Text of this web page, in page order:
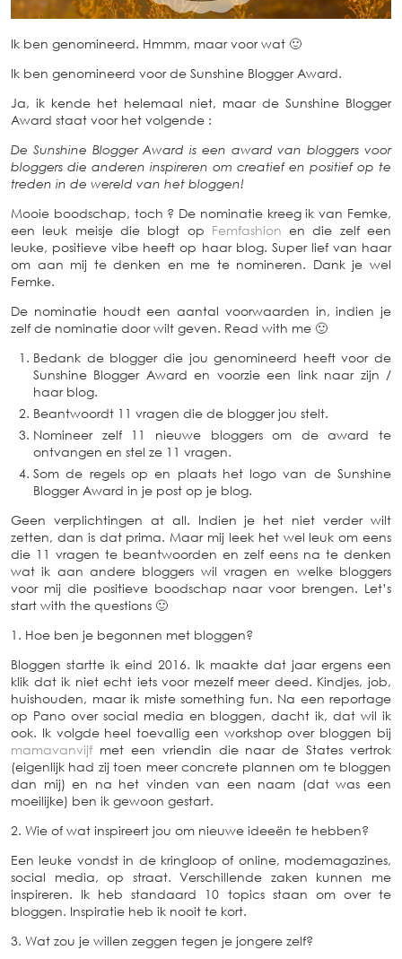
Ik ben genomineerd. Hmmm, maar voor wat 🙂
Ik ben genomineerd voor de Sunshine Blogger Award.
Ja, ik kende het helemaal niet, maar de Sunshine Blogger
Award staat voor het volgende :
De Sunshine Blogger Award is een award van bloggers voor
bloggers die anderen inspireren om creatief en positief op te
treden in de wereld van het bloggen!
Mooie boodschap, toch ? De nominatie kreeg ik van Femke,
een leuk meisje die blogt op Femfashion en die zelf een
leuke, positieve vibe heeft op haar blog. Super lief van haar
om aan mij te denken en me te nomineren. Dank je wel
Femke.
De nominatie houdt een aantal voorwaarden in, indien je
zelf de nominatie door wilt geven. Read with me 🙂
Bedank de blogger die jou genomineerd heeft voor de
Sunshine Blogger Award en voorzie een link naar zijn /
haar blog.
Beantwoordt 11 vragen die de blogger jou stelt.
Nomineer zelf 11 nieuwe bloggers om de award te
ontvangen en stel ze 11 vragen.
Som de regels op en plaats het logo van de Sunshine
Blogger Award in je post op je blog.
Geen verplichtingen at all. Indien je het niet verder wilt
zetten, dan is dat prima. Maar mij leek het wel leuk om eens
die 11 vragen te beantwoorden en zelf eens na te denken
wat ik aan andere bloggers wil vragen en welke bloggers
voor mij die positieve boodschap naar voor brengen. Let’s
start with the questions 🙂
1. Hoe ben je begonnen met bloggen?
Bloggen startte ik eind 2016. Ik maakte dat jaar ergens een
klik dat ik niet echt iets voor mezelf meer deed. Kindjes, job,
huishouden, maar ik miste something fun. Na een reportage
op Pano over social media en bloggen, dacht ik, dat wil ik
ook. Ik volgde heel toevallig een workshop over bloggen bij
mamavanvijf met een vriendin die naar de States vertrok
(eigenlijk had zij toen meer concrete plannen om te bloggen
dan mij) en na het vinden van een naam (dat was een
moeilijke) ben ik gewoon gestart.
2. Wie of wat inspireert jou om nieuwe ideeën te hebben?
Een leuke vondst in de kringloop of online, modemagazines,
social media, op straat. Verschillende zaken kunnen me
inspireren. Ik heb standaard 10 topics staan om over te
bloggen. Inspiratie heb ik nooit te kort.
3. Wat zou je willen zeggen tegen je jongere zelf?